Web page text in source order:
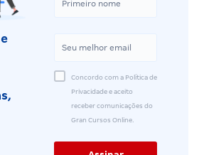
Concordo com a Política de
Privacidade e aceito
receber comunicações do
Gran Cursos Online.